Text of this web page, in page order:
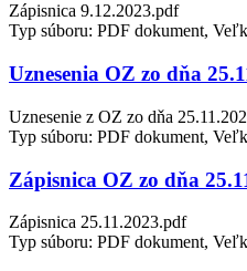
Zápisnica 9.12.2023.pdf
Typ súboru: PDF dokument,
Uznesenia OZ zo dňa
Uznesenie z OZ zo dňa
Typ súboru: PDF dokument,
Zápisnica OZ zo dňa
Zápisnica 25.11.2023.pdf
Typ súboru: PDF dokument,